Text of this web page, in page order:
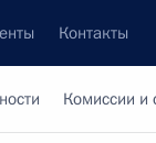
Контакты
Комиссии и